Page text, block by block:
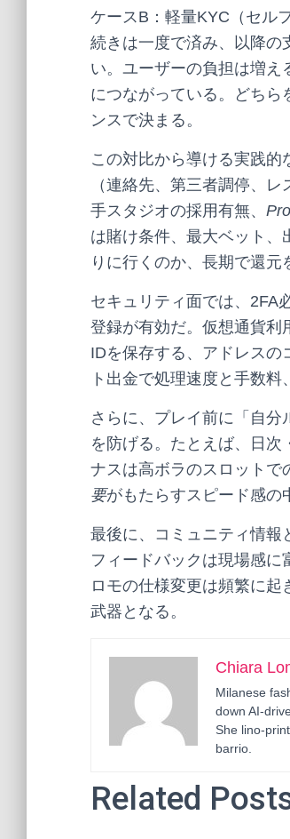
ケースB：軽量KYC（セル
続きは一度で済み、以降の
い。ユーザーの負担は増え
につながっている。どちら
ンスで決まる。
この対比から導ける実践的
（連絡先、第三者調停、
手スタジオの採用有無、
は賭け条件、最大ベット、
りに行くのか、長期で還元
セキュリティ面では、2FA
登録が有効だ。仮想通貨利
IDを保存する、アドレスの
ト出金で処理速度と手数
さらに、プレイ前に「自分
を防げる。たとえば、日
ナスは高ボラのスロットで
要がもたらすスピード感の
最後に、コミュニティ情報
フィードバックは現場感
ロモの仕様変更は頻繁に起
武器となる。
Chiara
Milanese
down AI-
She lino-
barrio.
Related